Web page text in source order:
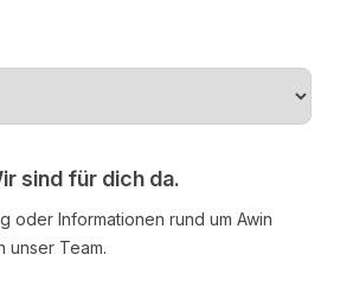
sind für dich da.
oder Informationen rund um Awin
unser Team.